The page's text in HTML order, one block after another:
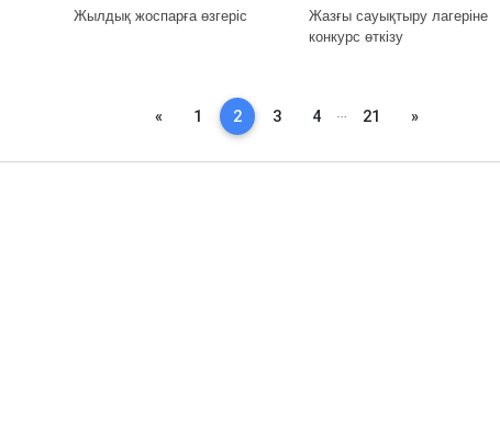
Жылдық жоспарға өзгеріс
конкурс өткізу
Жазғы сауықтыру лагеріне
конкурс өткізу
«Previous
1 2 3 4 21 »Next